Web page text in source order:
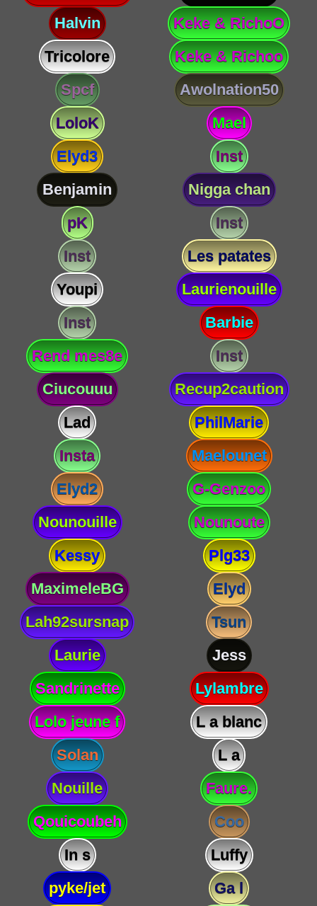
Halvin
Keke & RichoO
Tricolore
Keke & Richoo
Spcf
Awolnation50
LoloK
Mael
Elyd3
Inst
Benjamin
Nigga chan
pK
Inst
Inst
Les patates
Youpi
Laurienouille
Inst
Barbie
Rend mes8e
Inst
Ciucouuu
Recup2caution
Lad
PhilMarie
Insta
Maelounet
Elyd2
G-Genzoo
Nounouille
Nounoute
Kessy
Plg33
MaximeleBG
Elyd
Lah92sursnap
Tsun
Laurie
Jess
Sandrinette
Lylambre
Lolo jeune f
L a blanc
Solan
L a
Nouille
Faure.
Qouicoubeh
Coo
In s
Luffy
pyke/jet
Ga l